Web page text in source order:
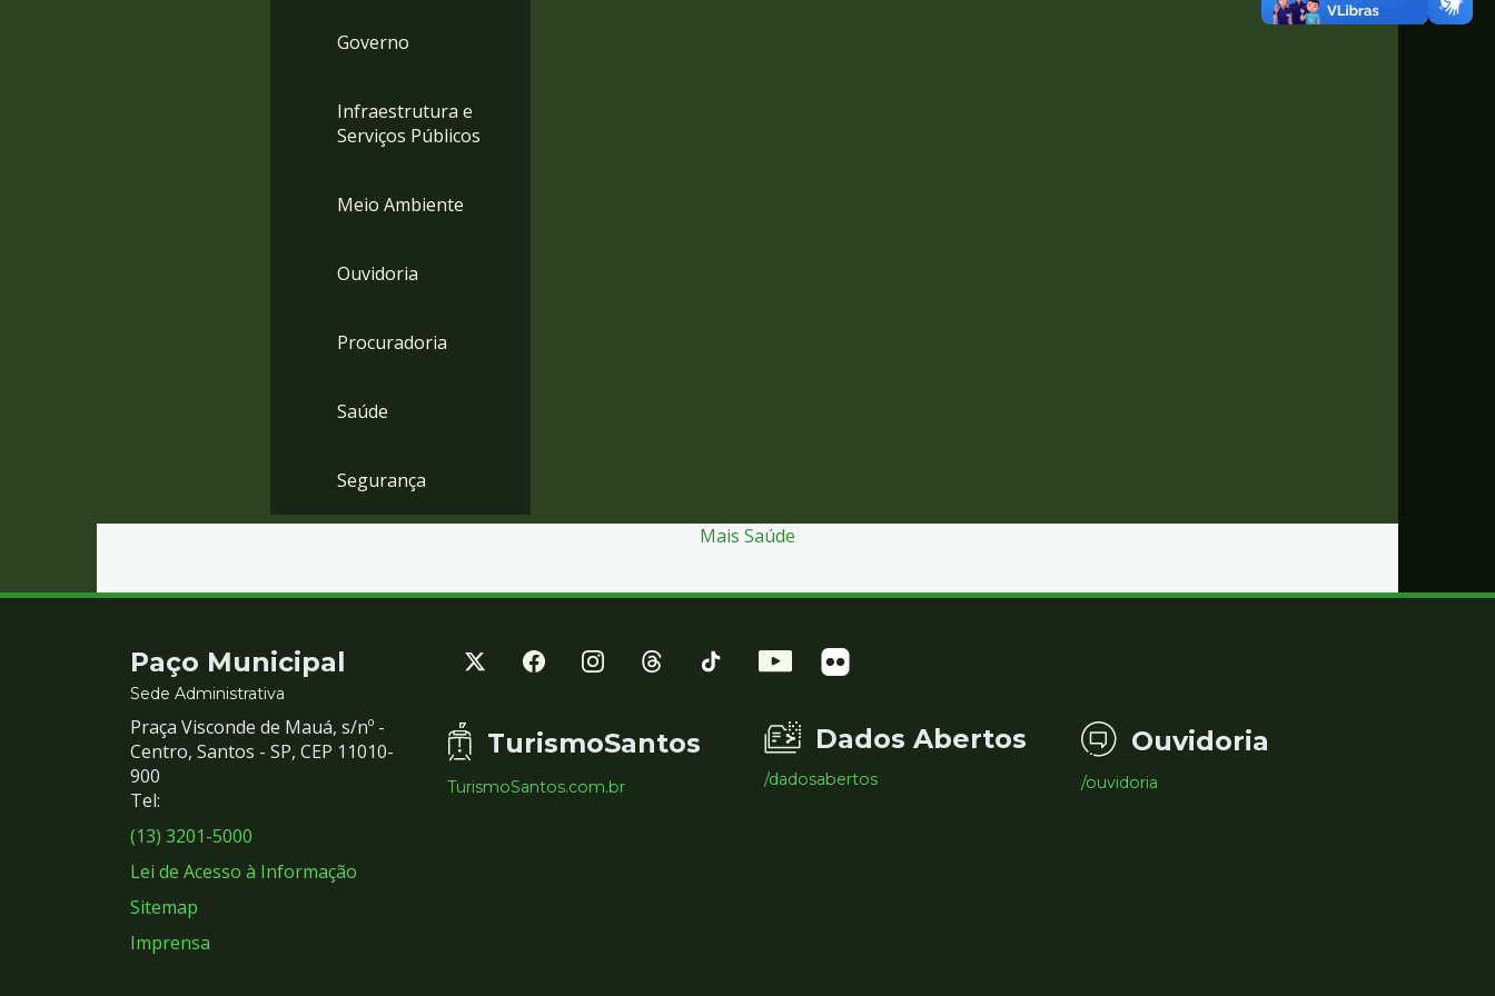
Governo
Infraestrutura e
Serviços Públicos
Meio Ambiente
Ouvidoria
Procuradoria
Saúde
Segurança
Mais Saúde
Contato
e
Redes
Sociais
Paço Municipal
Sede Administrativa
Praça Visconde de Mauá, s/nº -
Centro, Santos - SP, CEP 11010-
900
Tel:
(13) 3201-5000
Lei de Acesso à Informação
Sitemap
Imprensa
TurismoSantos
TurismoSantos.com.br
Dados Abertos
/dadosabertos
Ouvidoria
/ouvidoria